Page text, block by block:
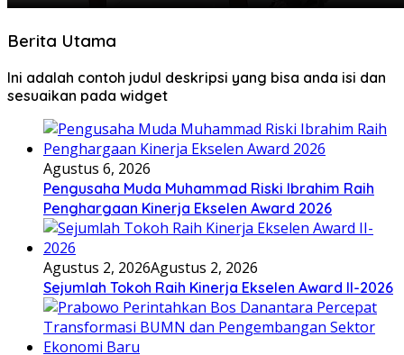
Berita Utama
Ini adalah contoh judul deskripsi yang bisa anda isi dan
sesuaikan pada widget
Agustus 6, 2026
Pengusaha Muda Muhammad Riski Ibrahim Raih
Penghargaan Kinerja Ekselen Award 2026
Agustus 2, 2026Agustus 2, 2026
Sejumlah Tokoh Raih Kinerja Ekselen Award II-2026